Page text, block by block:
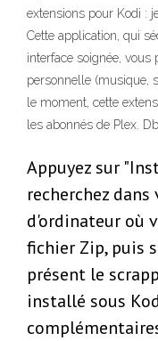
extensions pour Kodi :
Cette application, qui
interface soignée, vous
personnelle (musique,
le moment, cette
les abonnés de Plex.
Appuyez sur
recherchez
d'ordinateur où
fichier Zip, puis
présent le
installé sous